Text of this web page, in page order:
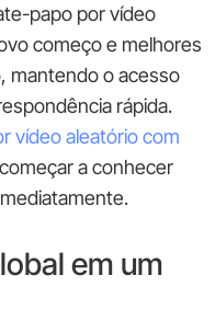
papo por vídeo
começo e melhores
mantendo o acesso
rápida.
vídeo aleatório com
a conhecer
em um